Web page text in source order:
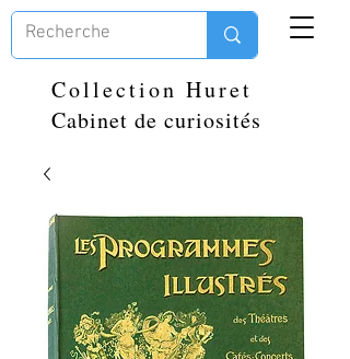
Collection Huret
Cabinet de curiosités